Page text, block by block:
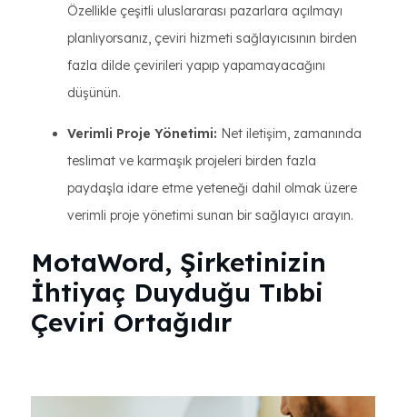
Özellikle çeşitli uluslararası pazarlara açılmayı
planlıyorsanız, çeviri hizmeti sağlayıcısının birden
fazla dilde çevirileri yapıp yapamayacağını
düşünün.
Verimli Proje Yönetimi: Net iletişim, zamanında
teslimat ve karmaşık projeleri birden fazla
paydaşla idare etme yeteneği dahil olmak üzere
verimli proje yönetimi sunan bir sağlayıcı arayın.
MotaWord, Şirketinizin
İhtiyaç Duyduğu Tıbbi
Çeviri Ortağıdır